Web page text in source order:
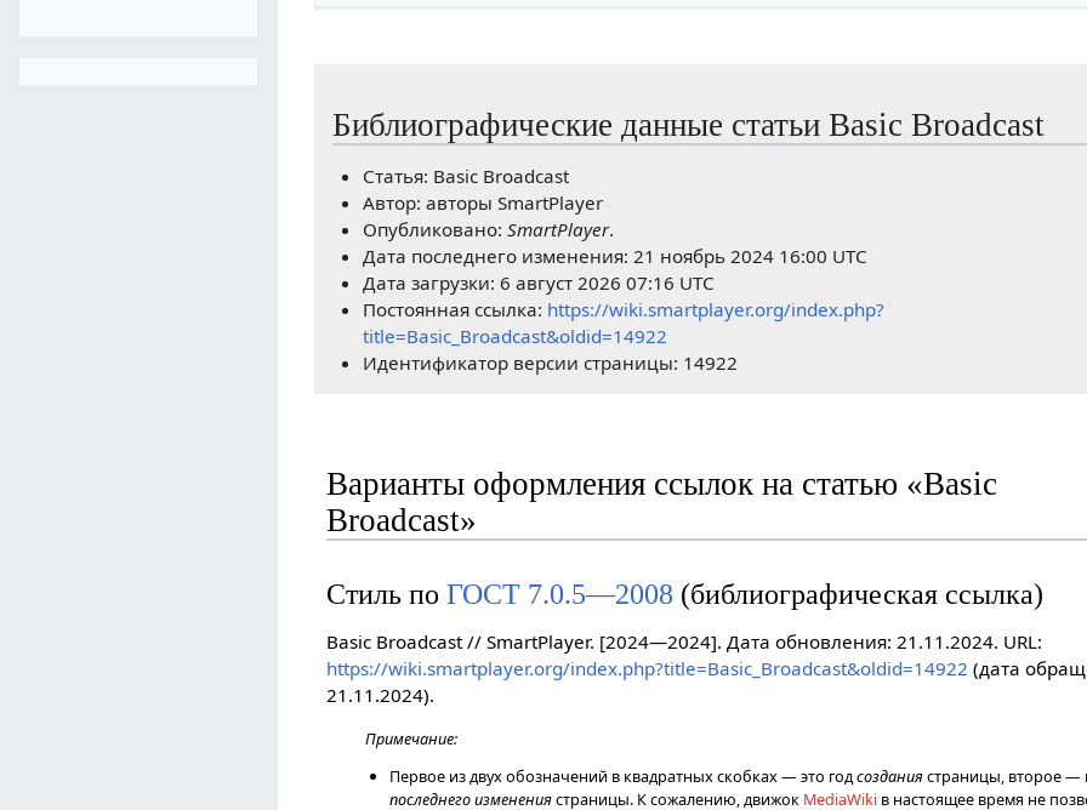
Библиографические данные статьи Basic Broadcast
Статья: Basic Broadcast
Автор: авторы SmartPlayer
Опубликовано: SmartPlayer.
Дата последнего изменения: 21 ноябрь 2024 16:00 UTC
Дата загрузки: 6 август 2026 07:16 UTC
Постоянная ссылка: https://wiki.smartplayer.org/index.php?
title=Basic_Broadcast&oldid=14922
Идентификатор версии страницы: 14922
Варианты оформления ссылок на статью «Basic
Broadcast»
Стиль поГОСТ 7.0.5—2008 (библиографическая ссылка)
Basic Broadcast // SmartPlayer. [2024—2024]. Дата обновления: 21.11.2024. URL:
https://wiki.smartplayer.org/index.php?title=Basic_Broadcast&oldid=14922 (дата
21.11.2024).
Примечание:
Первое из двух обозначений в квадратных скобках — это годсозданиястраницы, второе —
последнего изменениястраницы. К сожалению, движок MediaWiki в настоящее время не